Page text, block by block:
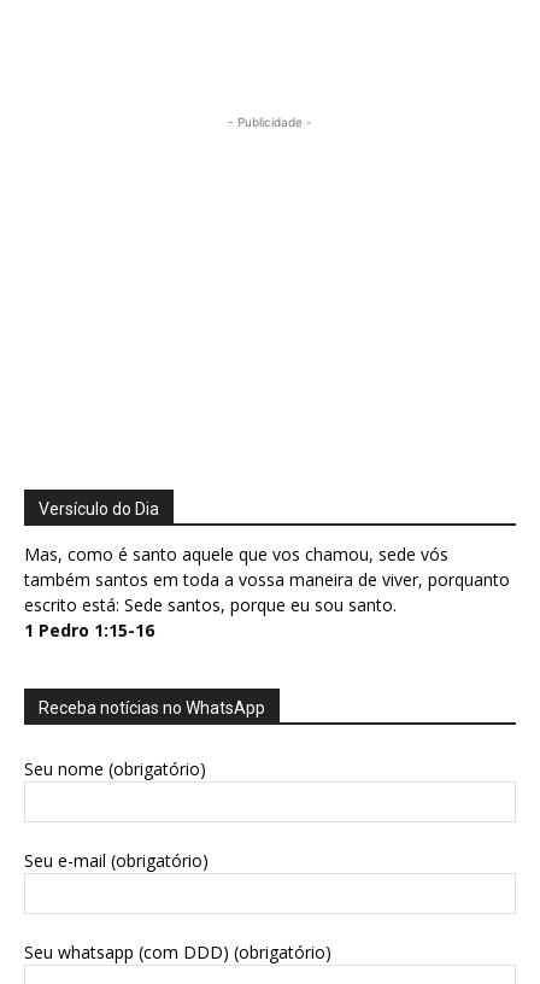
- Publicidade -
Versículo do Dia
Mas, como é santo aquele que vos chamou, sede vós
também santos em toda a vossa maneira de viver, porquanto
escrito está: Sede santos, porque eu sou santo.
1 Pedro 1:15-16
Receba notícias no WhatsApp
Seu nome (obrigatório)
Seu e-mail (obrigatório)
Seu whatsapp (com DDD) (obrigatório)